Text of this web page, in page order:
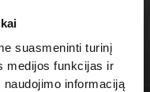
suasmeninti turinį
medijos funkcijas ir
informaciją